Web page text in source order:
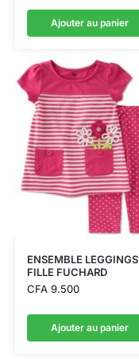
Ajouter au panier
ENSEMBLE LEGGINGS
FILLE FUCHARD
CFA9.500
Ajouter au panier